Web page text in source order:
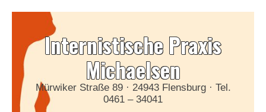
Internistische Praxis
Michaelsen
Mürwiker Straße 89 · 24943 Flensburg · Tel.
0461 – 34041